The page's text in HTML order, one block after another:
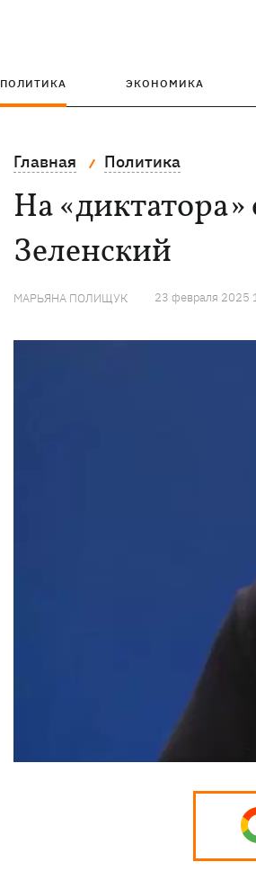
ПОЛИТИКА ЭКОНОМИКА
Главная Политика
На
Зеленский
МАРЬЯНА ПОЛИЩУК 23 февраля 2025